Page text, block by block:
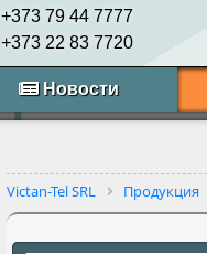
+373 79 44 7777
+373 22 83 7720
Новости
Victan-Tel SRL Продукция